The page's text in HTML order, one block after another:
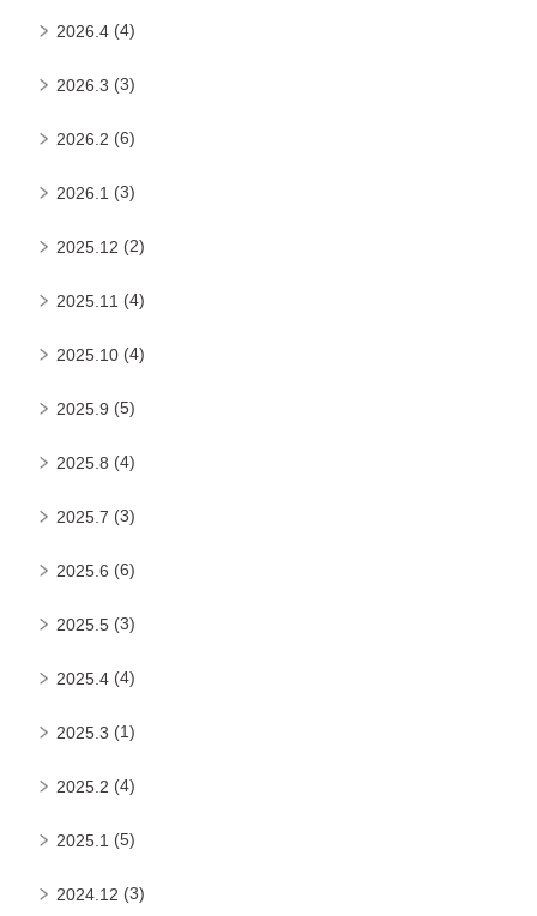
2026.4 (4)
2026.3 (3)
2026.2 (6)
2026.1 (3)
2025.12 (2)
2025.11 (4)
2025.10 (4)
2025.9 (5)
2025.8 (4)
2025.7 (3)
2025.6 (6)
2025.5 (3)
2025.4 (4)
2025.3 (1)
2025.2 (4)
2025.1 (5)
2024.12 (3)